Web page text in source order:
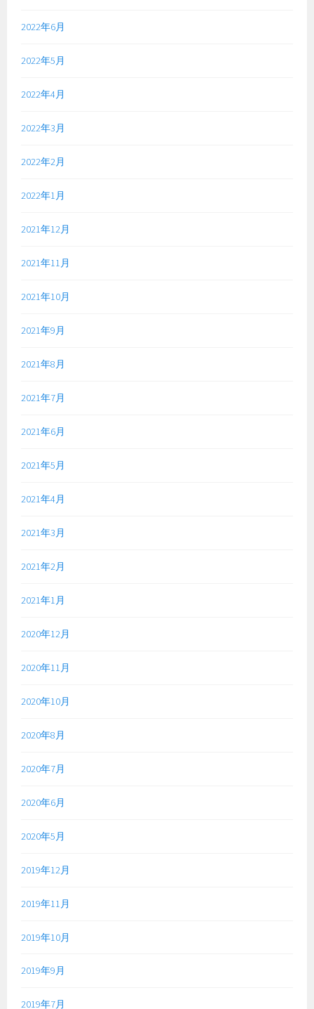
2022年6月
2022年5月
2022年4月
2022年3月
2022年2月
2022年1月
2021年12月
2021年11月
2021年10月
2021年9月
2021年8月
2021年7月
2021年6月
2021年5月
2021年4月
2021年3月
2021年2月
2021年1月
2020年12月
2020年11月
2020年10月
2020年8月
2020年7月
2020年6月
2020年5月
2019年12月
2019年11月
2019年10月
2019年9月
2019年7月